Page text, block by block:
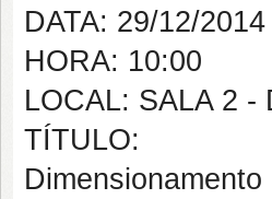
DATA: 29/12/2014
HORA: 10:00
LOCAL: SALA 2 -
TÍTULO: